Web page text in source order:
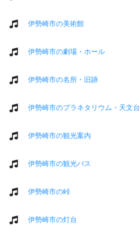
伊勢崎市の美術館
伊勢崎市の劇場・ホール
伊勢崎市の名所・旧跡
伊勢崎市のプラネタリウム・天文台
伊勢崎市の観光案内
伊勢崎市の観光バス
伊勢崎市の峠
伊勢崎市の灯台